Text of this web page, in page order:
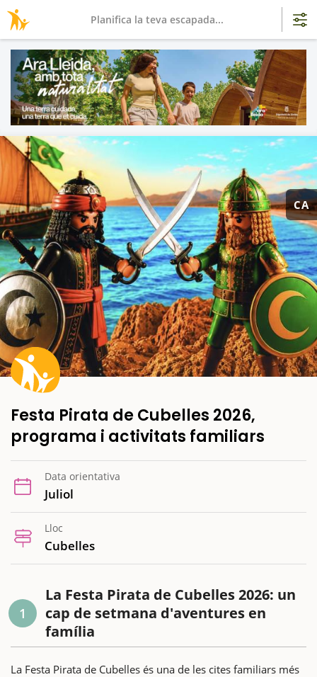
CA
Festa Pirata de Cubelles 2026,
programa i activitats familiars
Data orientativa
Juliol
Lloc
Cubelles
1
La Festa Pirata de Cubelles 2026: un
cap de setmana d'aventures en
família
La Festa Pirata de Cubelles és una de les cites familiars més
Planifica la teva escapada...